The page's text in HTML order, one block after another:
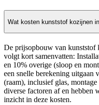
Wat kosten kunststof kozijnen
De prijsopbouw van
volgt kort samenvatten:
en 10% overige (sloop en
een snelle berekening uitgaan
(raam), inclusief glas,
diverse factoren af en hebben
inzicht in deze kosten.